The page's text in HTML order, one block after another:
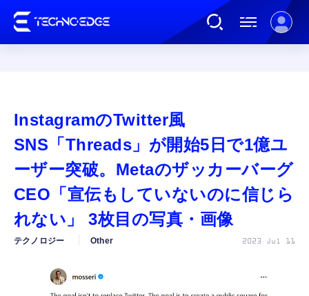
AI
ガジェット
ゲーム
InstagramのTwitter風
SNS「Threads」が開始5日で1億ユ
ーザー突破。Metaのザッカーバーグ
CEO「宣伝もしていないのに信じら
れない」 3枚目の写真・画像
テクノロジー Other 2023 Jul 11